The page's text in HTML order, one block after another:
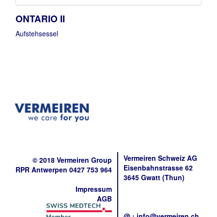
ONTARIO II
Aufstehsessel
© 2018 Vermeiren Group
RPR Antwerpen 0427 753 964
Impressum
AGB
Vermeiren Schweiz AG
Eisenbahnstrasse 62
3645 Gwatt (Thun)